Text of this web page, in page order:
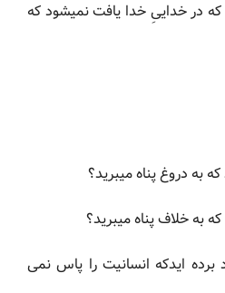
در خداییِ خدا یافت نمیشود كه
به دروغ پناه میبرید؟
به خلاف پناه میبرید؟
ایدکه انسانیت را پاس نمی